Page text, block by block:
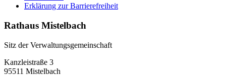
Erklärung zur Barrierefreiheit
Rathaus Mistelbach
Sitz der Verwaltungsgemeinschaft
Kanzleistraße 3
95511 Mistelbach